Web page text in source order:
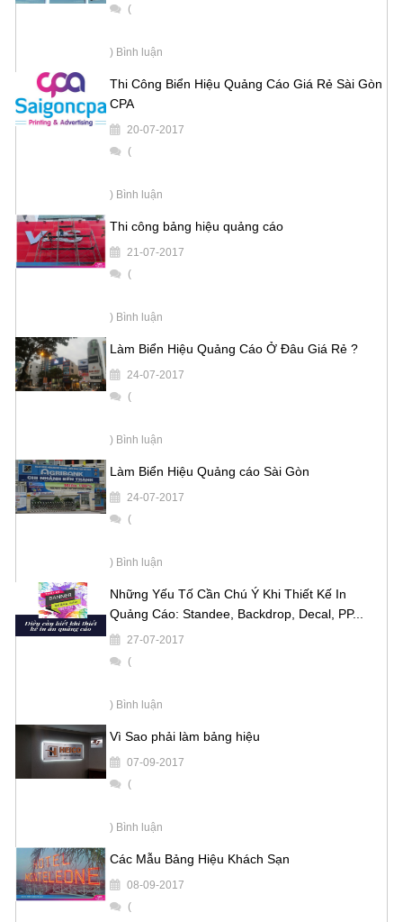
(
) Bình luận
Thi Công Biển Hiệu Quảng Cáo Giá Rẻ Sài Gòn
CPA
20-07-2017
(
) Bình luận
Thi công bảng hiệu quảng cáo
21-07-2017
(
) Bình luận
Làm Biển Hiệu Quảng Cáo Ở Đâu Giá Rẻ ?
24-07-2017
(
) Bình luận
Làm Biển Hiệu Quảng cáo Sài Gòn
24-07-2017
(
) Bình luận
Những Yếu Tố Cần Chú Ý Khi Thiết Kế In
Quảng Cáo: Standee, Backdrop, Decal, PP...
27-07-2017
(
) Bình luận
Vì Sao phải làm bảng hiệu
07-09-2017
(
) Bình luận
Các Mẫu Bảng Hiệu Khách Sạn
08-09-2017
(